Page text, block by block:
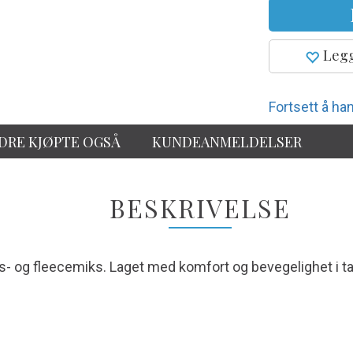
Fortsett å
KJØPTE OGSÅ KUNDEANMELDELSER
BESKRIVELSE
og fleecemiks. Laget med komfort og bevegelighet i